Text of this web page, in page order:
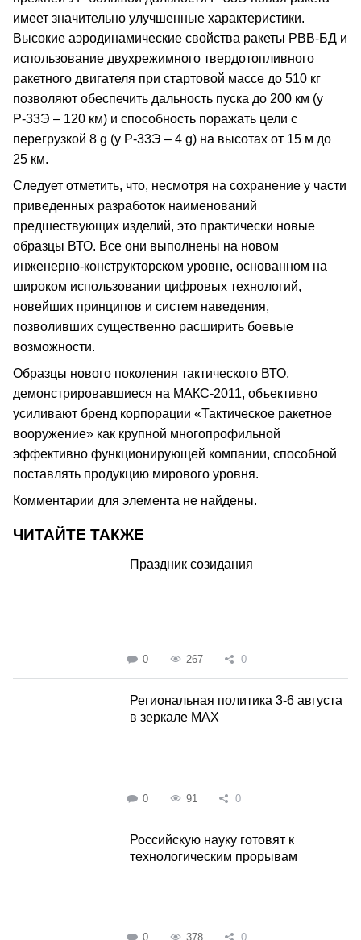
имеет значительно улучшенные характеристики.
Высокие аэродинамические свойства ракеты РВВ-БД и
использование двухрежимного твердотопливного
ракетного двигателя при стартовой массе до 510 кг
позволяют обеспечить дальность пуска до 200 км (у
Р-33Э – 120 км) и способность поражать цели с
перегрузкой 8 g (у Р-33Э – 4 g) на высотах от 15 м до
25 км.
Следует отметить, что, несмотря на сохранение у части
приведенных разработок наименований
предшествующих изделий, это практически новые
образцы ВТО. Все они выполнены на новом
инженерно-конструкторском уровне, основанном на
широком использовании цифровых технологий,
новейших принципов и систем наведения,
позволивших существенно расширить боевые
возможности.
Образцы нового поколения тактического ВТО,
демонстрировавшиеся на МАКС-2011, объективно
усиливают бренд корпорации «Тактическое ракетное
вооружение» как крупной многопрофильной
эффективно функционирующей компании, способной
поставлять продукцию мирового уровня.
Комментарии для элемента не найдены.
ЧИТАЙТЕ ТАКЖЕ
Праздник созидания
0 267 0
Региональная политика 3-6 августа
в зеркале MAX
0 91 0
Российскую науку готовят к
технологическим прорывам
0 378 0